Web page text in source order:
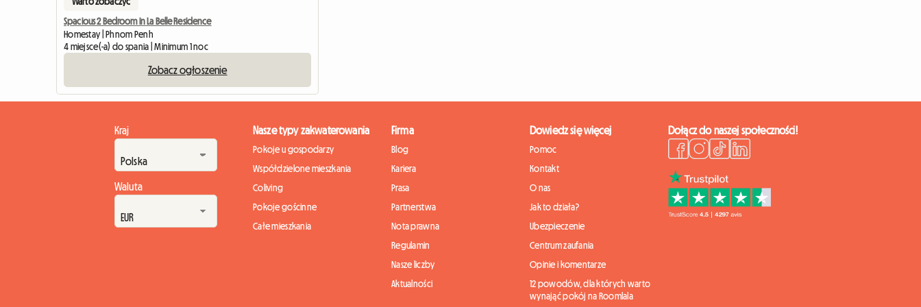
Spacious 2 Bedroom in La Belle Residence
Homestay | Phnom Penh
4 miejsce(-a) do spania | Minimum 1 noc
Zobacz ogłoszenie
Kraj
Waluta
Nasze typy zakwaterowania
Pokoje u gospodarzy
Współdzielone mieszkania
Coliving
Pokoje gościnne
Całe mieszkania
Firma
Blog
Kariera
Prasa
Partnerstwa
Nota prawna
Regulamin
Nasze liczby
Aktualności
Dowiedz się więcej
Pomoc
Kontakt
O nas
Jak to działa?
Ubezpieczenie
Centrum zaufania
Opinie i komentarze
12 powodów, dla których warto
wynająć pokój na Roomlala
Dołącz do naszej społeczności!